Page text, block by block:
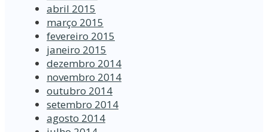
abril 2015
março 2015
fevereiro 2015
janeiro 2015
dezembro 2014
novembro 2014
outubro 2014
setembro 2014
agosto 2014